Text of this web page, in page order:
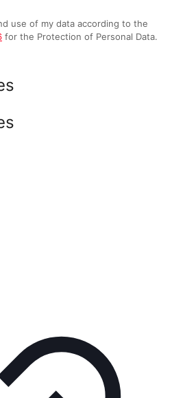
use of my data according to the
for the Protection of Personal Data.